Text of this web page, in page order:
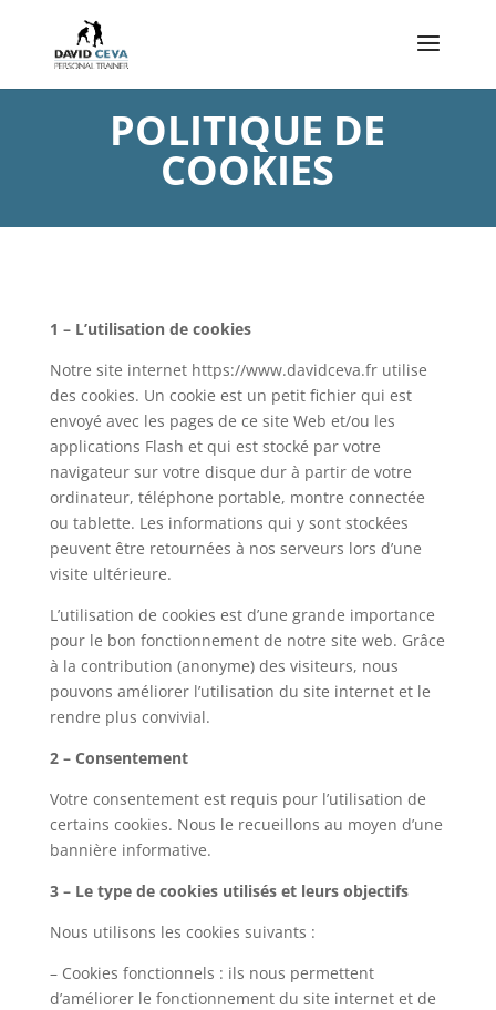
POLITIQUE DE
COOKIES
1 – L’utilisation de cookies
Notre site internet https://www.davidceva.fr utilise
des cookies. Un cookie est un petit fichier qui est
envoyé avec les pages de ce site Web et/ou les
applications Flash et qui est stocké par votre
navigateur sur votre disque dur à partir de votre
ordinateur, téléphone portable, montre connectée
ou tablette. Les informations qui y sont stockées
peuvent être retournées à nos serveurs lors d’une
visite ultérieure.
L’utilisation de cookies est d’une grande importance
pour le bon fonctionnement de notre site web. Grâce
à la contribution (anonyme) des visiteurs, nous
pouvons améliorer l’utilisation du site internet et le
rendre plus convivial.
2 – Consentement
Votre consentement est requis pour l’utilisation de
certains cookies. Nous le recueillons au moyen d’une
bannière informative.
3 – Le type de cookies utilisés et leurs objectifs
Nous utilisons les cookies suivants :
– Cookies fonctionnels : ils nous permettent
d’améliorer le fonctionnement du site internet et de